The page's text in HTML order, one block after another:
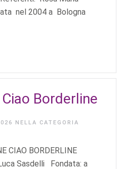
nel 2004 a Bologna
Borderline
NELLA CATEGORIA
BORDERLINE
Sasdelli Fondata: a